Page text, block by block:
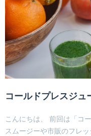
コールドプレスジュ
こんにちは、 前回は「コ
スムージーや市販のフレ